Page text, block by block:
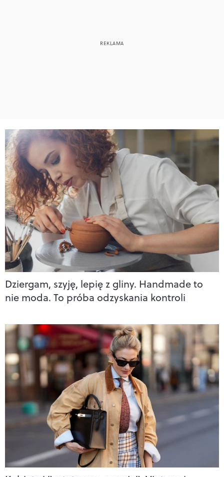
Dziergam, szyję, lepię z gliny. Handmade to
nie moda. To próba odzyskania kontroli